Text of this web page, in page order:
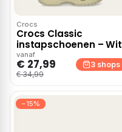
Crocs
Crocs Classic
instapschoenen – Wit
vanaf
€ 27,99
€ 34,99
3 shops
−15%